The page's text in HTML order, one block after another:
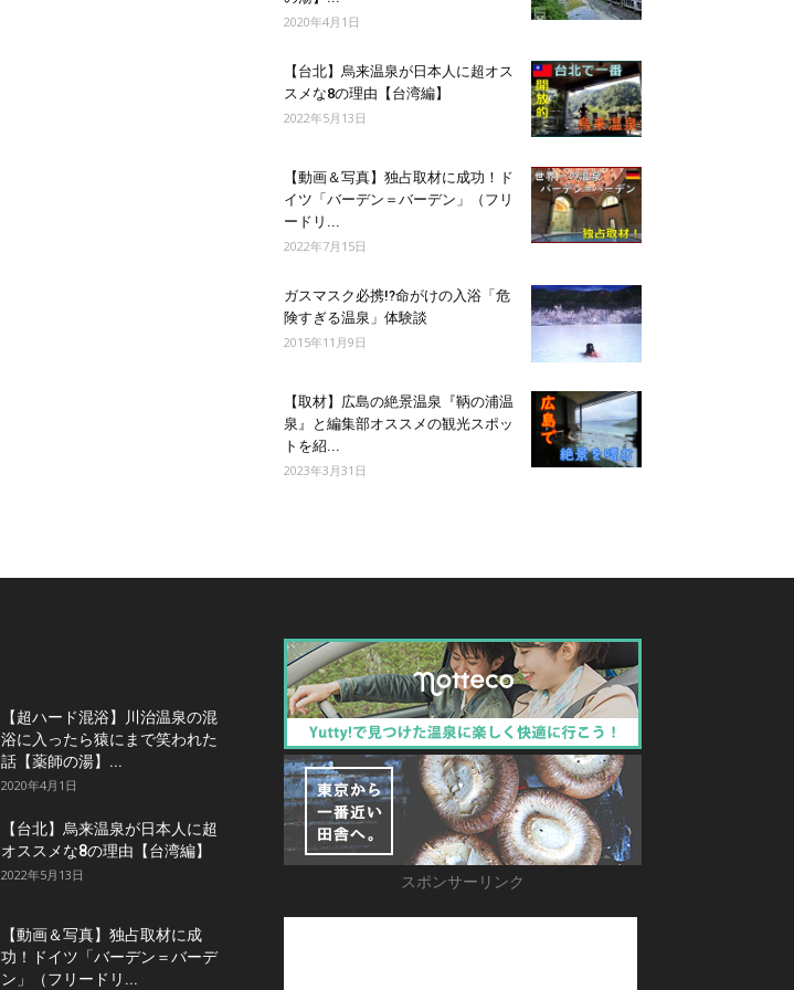
2020年4月1日
【台北】烏来温泉が日本人に超オス
スメな8の理由【台湾編】
2022年5月13日
【動画＆写真】独占取材に成功！ド
イツ「バーデン＝バーデン」（フリ
ードリ...
2022年7月15日
ガスマスク必携!?命がけの入浴「危
険すぎる温泉」体験談
2015年11月9日
【取材】広島の絶景温泉『鞆の浦温
泉』と編集部オススメの観光スポッ
トを紹...
2023年3月31日
【超ハード混浴】川治温泉の混
浴に入ったら猿にまで笑われた
話【薬師の湯】...
2020年4月1日
【台北】烏来温泉が日本人に超
オススメな8の理由【台湾編】
2022年5月13日
【動画＆写真】独占取材に成
功！ドイツ「バーデン＝バーデ
ン」（フリードリ...
スポンサーリンク